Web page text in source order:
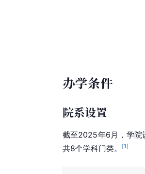
办学条件
院系设置
截至2025年6月，学院
共8个学科门类。
[1]